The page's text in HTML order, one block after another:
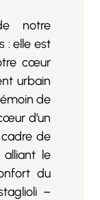
notre
: elle est
cœur
urbain
de
d’un
de
le
du
–